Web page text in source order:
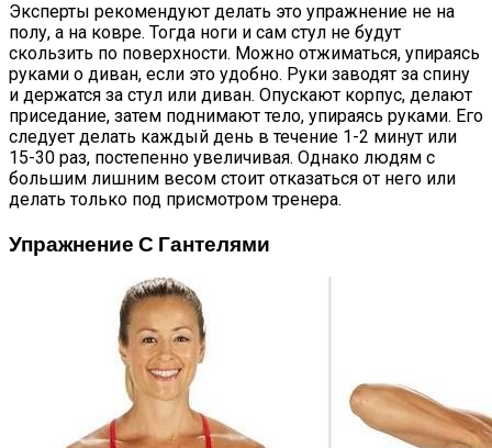
Эксперты рекомендуют делать это упражнение не на
полу, а на ковре. Тогда ноги и сам стул не будут
скользить по поверхности. Можно отжиматься, упираясь
руками о диван, если это удобно. Руки заводят за спину
и держатся за стул или диван. Опускают корпус, делают
приседание, затем поднимают тело, упираясь руками. Его
следует делать каждый день в течение 1-2 минут или
15-30 раз, постепенно увеличивая. Однако людям с
большим лишним весом стоит отказаться от него или
делать только под присмотром тренера.
Упражнение С Гантелями